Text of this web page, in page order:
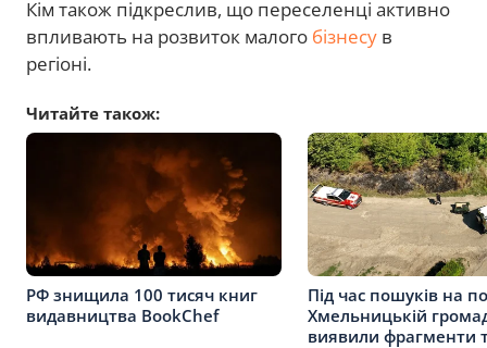
Кім також підкреслив, що переселенці активно
впливають на розвиток малого бізнесу в
регіоні.
Читайте також:
РФ знищила 100 тисяч книг
видавництва BookChef
Під час пошуків на
Хмельницькій
виявили фрагменти